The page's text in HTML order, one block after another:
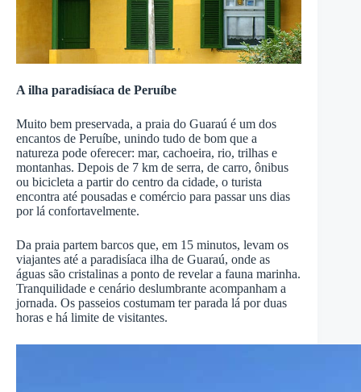
A ilha paradisíaca de Peruíbe
Muito bem preservada, a praia do Guaraú é um dos
encantos de Peruíbe, unindo tudo de bom que a
natureza pode oferecer: mar, cachoeira, rio, trilhas e
montanhas. Depois de 7 km de serra, de carro, ônibus
ou bicicleta a partir do centro da cidade, o turista
encontra até pousadas e comércio para passar uns dias
por lá confortavelmente.
Da praia partem barcos que, em 15 minutos, levam os
viajantes até a paradisíaca ilha de Guaraú, onde as
águas são cristalinas a ponto de revelar a fauna marinha.
Tranquilidade e cenário deslumbrante acompanham a
jornada. Os passeios costumam ter parada lá por duas
horas e há limite de visitantes.